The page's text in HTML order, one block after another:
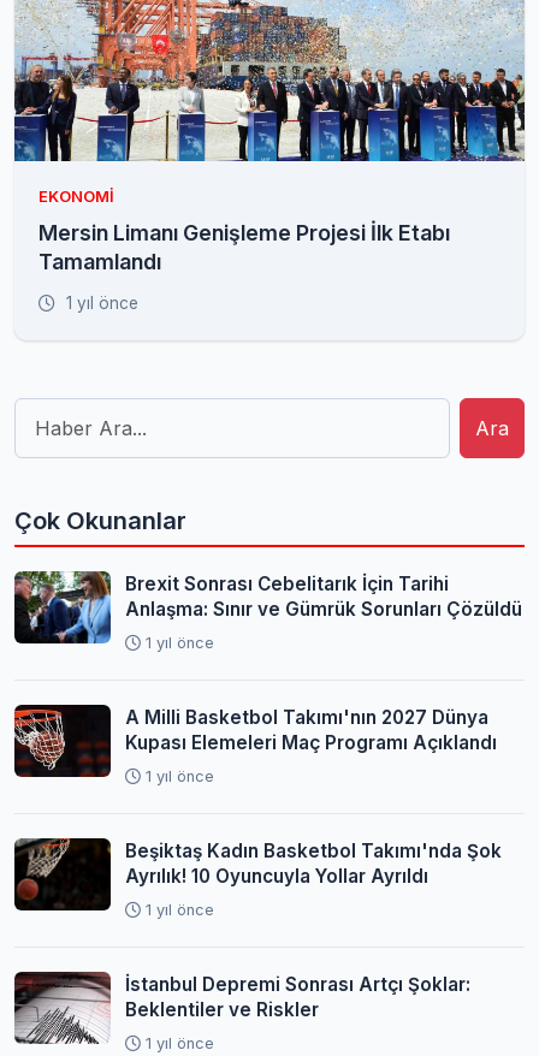
EKONOMI
Mersin Limanı Genişleme Projesi İlk Etabı
Tamamlandı
1 yıl önce
Ara
Çok Okunanlar
Brexit Sonrası Cebelitarık İçin Tarihi
Anlaşma: Sınır ve Gümrük Sorunları Çözüldü
1 yıl önce
A Milli Basketbol Takımı'nın 2027 Dünya
Kupası Elemeleri Maç Programı Açıklandı
1 yıl önce
Beşiktaş Kadın Basketbol Takımı'nda Şok
Ayrılık! 10 Oyuncuyla Yollar Ayrıldı
1 yıl önce
İstanbul Depremi Sonrası Artçı Şoklar:
Beklentiler ve Riskler
1 yıl önce